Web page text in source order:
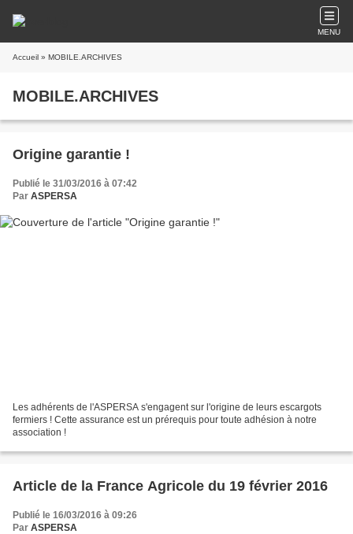
MENU
Accueil » MOBILE.ARCHIVES
MOBILE.ARCHIVES
Origine garantie !
Publié le 31/03/2016 à 07:42
Par ASPERSA
Les adhérents de l'ASPERSA s'engagent sur l'origine de leurs escargots
fermiers ! Cette assurance est un prérequis pour toute adhésion à notre
association !
Article de la France Agricole du 19 février 2016
Publié le 16/03/2016 à 09:26
Par ASPERSA